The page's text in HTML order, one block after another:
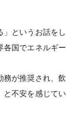
というお話をし
国でエネルギ
が推奨され、
不安を感じて